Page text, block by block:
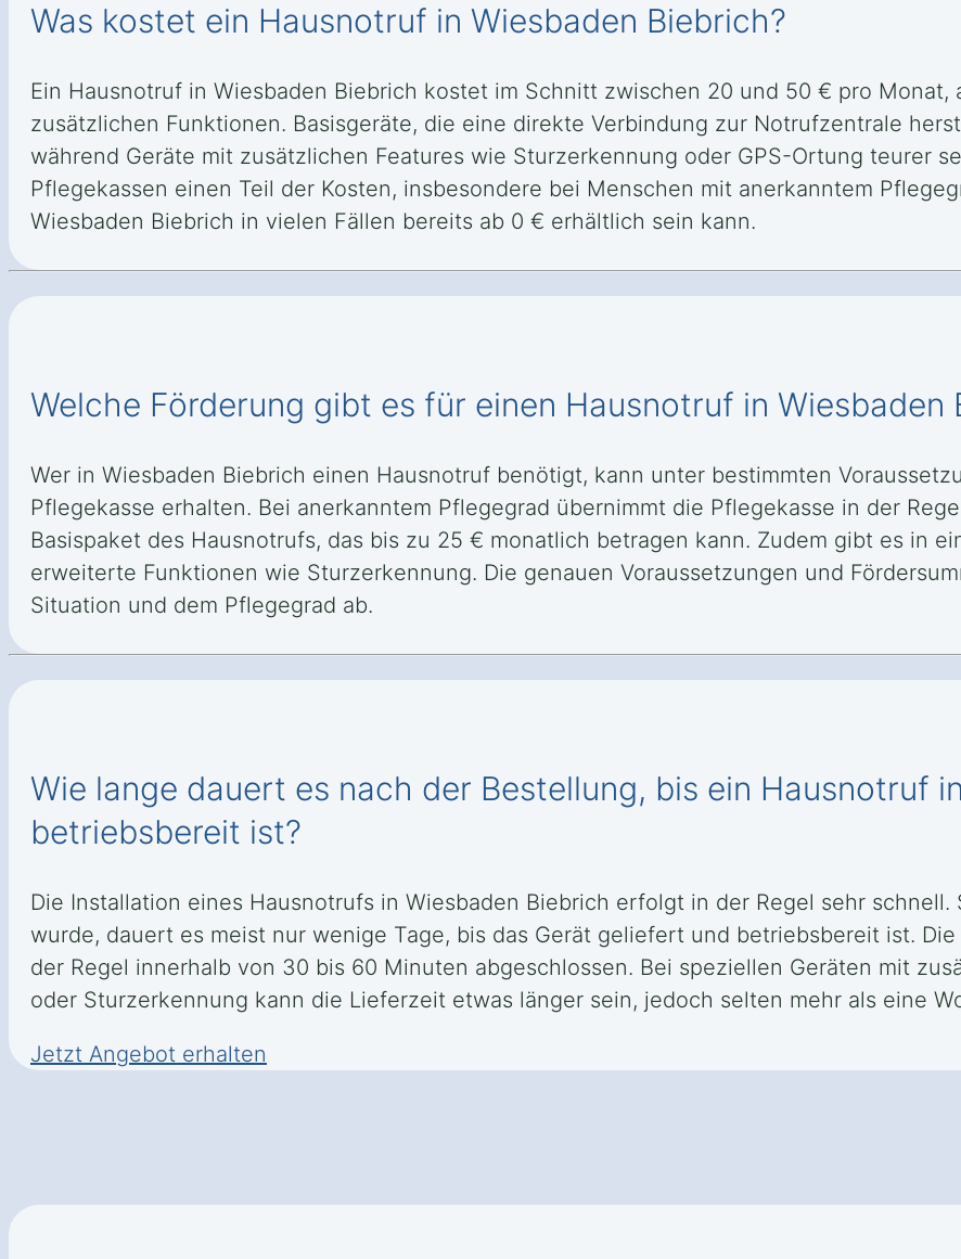
Was kostet ein Hausnotruf in Wiesbaden Biebrich?
Ein Hausnotruf in Wiesbaden Biebrich kostet im Schnitt zwischen 20 und 50 € pro
zusätzlichen Funktionen. Basisgeräte, die eine direkte Verbindung zur Notrufzentrale
während Geräte mit zusätzlichen Features wie Sturzerkennung oder GPS-Ortung teurer
Pflegekassen einen Teil der Kosten, insbesondere bei Menschen mit anerkanntem
Wiesbaden Biebrich in vielen Fällen bereits ab 0 € erhältlich sein kann.
Welche Förderung gibt es für einen Hausnotruf in Wiesbaden
Wer in Wiesbaden Biebrich einen Hausnotruf benötigt, kann unter bestimmten
Pflegekasse erhalten. Bei anerkanntem Pflegegrad übernimmt die Pflegekasse in der
Basispaket des Hausnotrufs, das bis zu 25 € monatlich betragen kann. Zudem gibt es in
erweiterte Funktionen wie Sturzerkennung. Die genauen Voraussetzungen und
Situation und dem Pflegegrad ab.
Wie lange dauert es nach der Bestellung, bis ein Hausnotruf
betriebsbereit ist?
Die Installation eines Hausnotrufs in Wiesbaden Biebrich erfolgt in der Regel sehr
wurde, dauert es meist nur wenige Tage, bis das Gerät geliefert und betriebsbereit ist.
der Regel innerhalb von 30 bis 60 Minuten abgeschlossen. Bei speziellen Geräten mit
oder Sturzerkennung kann die Lieferzeit etwas länger sein, jedoch selten mehr als eine
Jetzt Angebot erhalten